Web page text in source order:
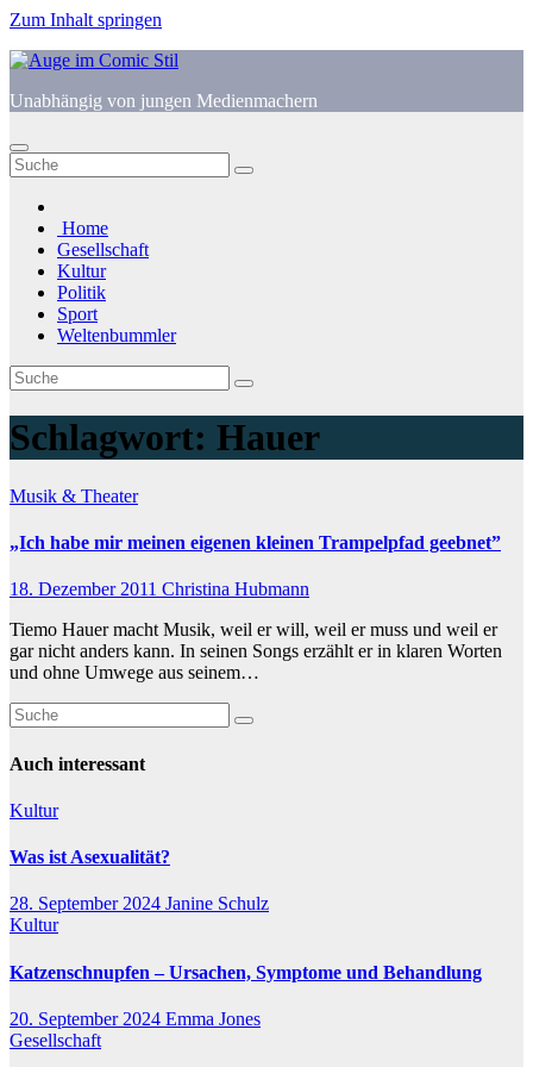
Zum Inhalt springen
Unabhängig von jungen Medienmachern
Home
Gesellschaft
Kultur
Politik
Sport
Weltenbummler
Schlagwort: Hauer
Musik & Theater
„Ich habe mir meinen eigenen kleinen Trampelpfad geebnet”
18. Dezember 2011 Christina Hubmann
Tiemo Hauer macht Musik, weil er will, weil er muss und weil er
gar nicht anders kann. In seinen Songs erzählt er in klaren Worten
und ohne Umwege aus seinem…
Auch interessant
Kultur
Was ist Asexualität?
28. September 2024 Janine Schulz
Kultur
Katzenschnupfen – Ursachen, Symptome und Behandlung
20. September 2024 Emma Jones
Gesellschaft